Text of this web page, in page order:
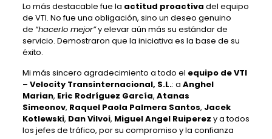
Lo más destacable fue la actitud proactiva del equipo
de VTI. No fue una obligación, sino un deseo genuino
de “hacerlo mejor”y elevar aún más su estándar de
servicio. Demostraron que la iniciativa es la base de su
éxito.
Mi más sincero agradecimiento a todo el equipo de VTI
– Velocity Transinternacional, S.L.: a Anghel
Marian, Eric Rodríguez García, Atanas
Simeonov, Raquel Paola Palmera Santos, Jacek
Kotlewski, Dan Vilvoi, Miguel Angel Ruiperez y a todos
los jefes de tráfico, por su compromiso y la confianza